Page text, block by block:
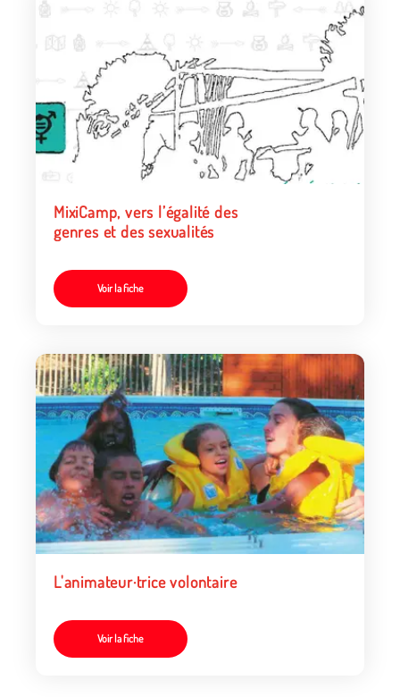
MixiCamp, vers l’égalité des
genres et des sexualités
Voir la fiche
L'animateur·trice volontaire
Voir la fiche